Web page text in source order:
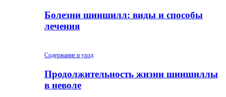
Болезни шиншилл: виды и способы
лечения
Содержание и уход
Продолжительность жизни шиншиллы
в неволе